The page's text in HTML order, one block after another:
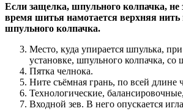
Если защелка, шпульного колпачка, не
время шитья намотается верхняя нить
шпульного колпачка.
Место, куда упирается шпулька, при
установке, шпульного колпачка, со
Пятка челнока.
Ните съёмная грань, по всей длине
Технологические,
Входной зев. В него опускается